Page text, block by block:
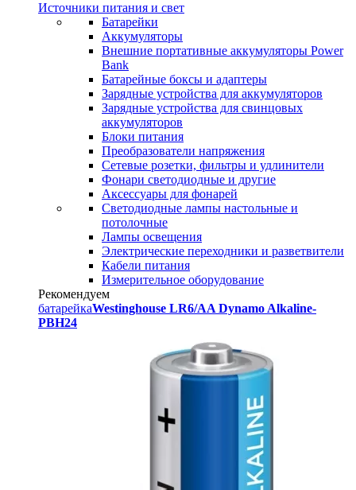
Источники питания и свет
Батарейки
Аккумуляторы
Внешние портативные аккумуляторы Power
Bank
Батарейные боксы и адаптеры
Зарядные устройства для аккумуляторов
Зарядные устройства для свинцовых
аккумуляторов
Блоки питания
Преобразователи напряжения
Сетевые розетки, фильтры и удлинители
Фонари светодиодные и другие
Аксессуары для фонарей
Светодиодные лампы настольные и
потолочные
Лампы освещения
Электрические переходники и разветвители
Кабели питания
Измерительное оборудование
Рекомендуем
батарейкаWestinghouse LR6/AA Dynamo Alkaline-
PBH24